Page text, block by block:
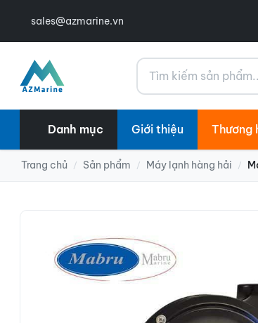
sales@azmarine.vn
Tìm kiếm
Danh mục Giới thiệu Thương
Trang chủ / Sản phẩm / Máy lạnh hàng hải /